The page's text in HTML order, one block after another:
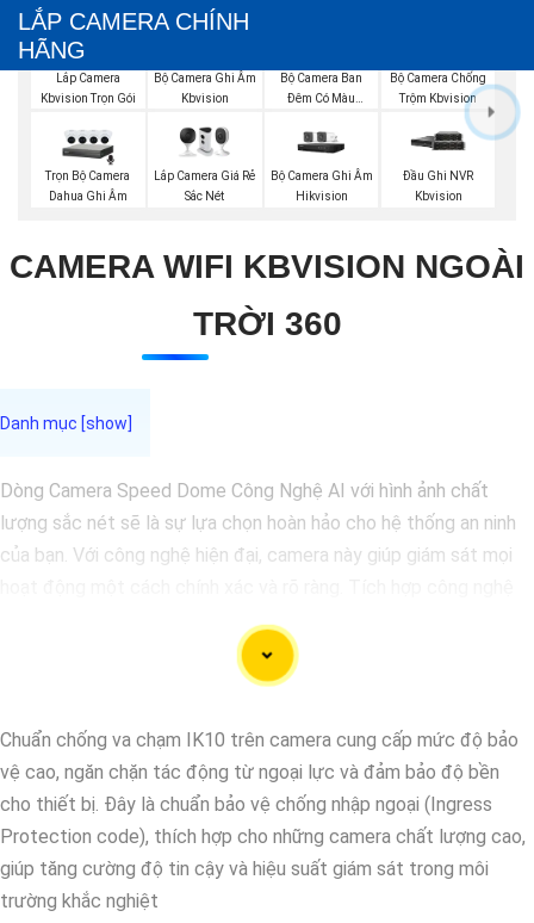
LẮP CAMERA CHÍNH
HÃNG
Lắp Camera
Kbvision Trọn Gói
Bộ Camera Ghi Âm
Kbvision
Bộ Camera Ban
Đêm Có Màu
Bộ Camera Chống
Trộm Kbvision
Trọn Bộ Camera
Dahua Ghi Âm
Lắp Camera Giá Rẻ
Sắc Nét
Bộ Camera Ghi Âm
Hikvision
Đầu Ghi NVR
Kbvision
CAMERA WIFI KBVISION NGOÀI
TRỜI 360
Dòng Camera Speed Dome Công Nghệ AI với hình ảnh chất
lượng sắc nét sẽ là sự lựa chọn hoàn hảo cho hệ thống an ninh
của bạn. Với công nghệ hiện đại, camera này giúp giám sát mọi
AI, camera này có khả năng nhận diện và phân biệt đối tượng,
giúp tăng cường hiệu quả giám sát và bảo vệ.
Hãy chọn Camera Speed Dome Công Nghệ AI để
vào một giải pháp an ninh đáng tin cậy.
Chuẩn chống va chạm IK10 trên camera cung cấp mức độ bảo
vệ cao, ngăn chặn tác động từ ngoại lực và đảm bảo độ bền
cho thiết bị. Đây là chuẩn bảo vệ chống nhập ngoại (Ingress
Protection code), thích hợp cho những camera chất lượng cao,
giúp tăng cường độ tin cậy và hiệu suất giám sát trong môi
trường khắc nghiệt